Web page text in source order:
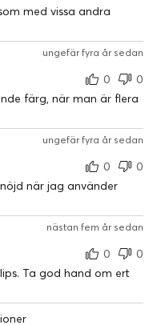
fästa
passar perfekt till alla
förutom PowerUp Batt
när du ska byta eller r
med vissa andra
ungefär fyra år sedan
0
0
färg, när man är flera
ungefär fyra år sedan
0
0
när jag använder
nästan fem år sedan
0
0
Ta god hand om ert